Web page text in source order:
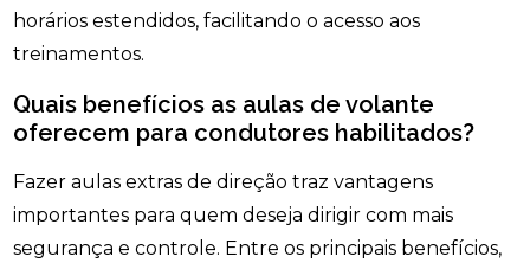
horários estendidos, facilitando o acesso aos
treinamentos.
Quais benefícios as aulas de volante
oferecem para condutores habilitados?
Fazer aulas extras de direção traz vantagens
importantes para quem deseja dirigir com mais
segurança e controle. Entre os principais benefícios,